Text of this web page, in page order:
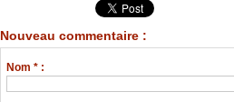
Nouveau commentaire :
Nom * :